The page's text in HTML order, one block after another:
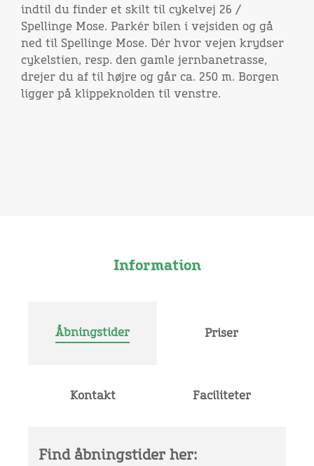
indtil du finder et skilt til cykelvej 26 /
Spellinge Mose. Parkér bilen i vejsiden og gå
ned til Spellinge Mose. Dér hvor vejen krydser
cykelstien, resp. den gamle jernbanetrasse,
drejer du af til højre og går ca. 250 m. Borgen
ligger på klippeknolden til venstre.
Information
Åbningstider Priser
Kontakt Faciliteter
Find åbningstider her: